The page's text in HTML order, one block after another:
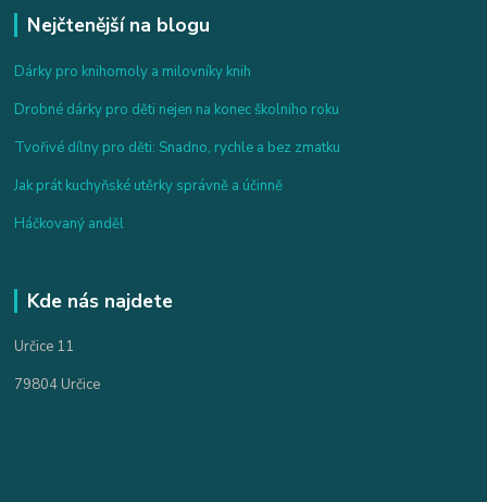
Nejčtenější na blogu
Dárky pro knihomoly a milovníky knih
Drobné dárky pro děti nejen na konec školního roku
Tvořivé dílny pro děti: Snadno, rychle a bez zmatku
Jak prát kuchyňské utěrky správně a účinně
Háčkovaný anděl
Kde nás najdete
Určice 11
79804 Určice